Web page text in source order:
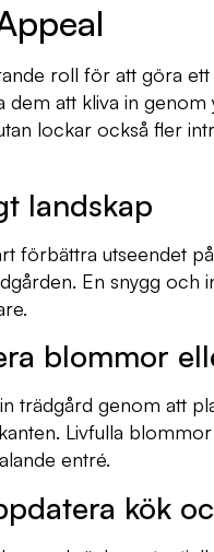
roll för att göra
dem att kliva in
lockar också fler
landskap
förbättra utseendet
En snygg och
blommor
trädgård genom att
Livfulla
entré.
kök